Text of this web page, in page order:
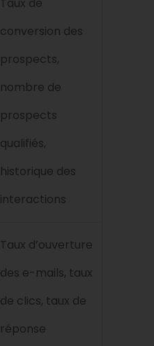
Taux de
conversion des
prospects,
nombre de
prospects
qualifiés,
historique des
interactions
Taux d’ouverture
des e-mails, taux
de clics, taux de
réponse